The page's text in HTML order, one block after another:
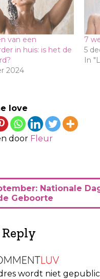
van een
in huis: is het de
2024
7
5
In
love
door Fleur
Nationale
Geboorte
Reply
wordt niet